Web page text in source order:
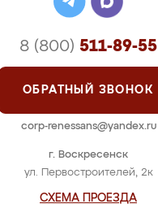
г. Воскресенск
ул. Первостроителей, 2к
СХЕМА ПРОЕЗДА
8 (800) 511-89-55
ОБРАТНЫЙ ЗВОНОК
corp-renessans@yandex.ru